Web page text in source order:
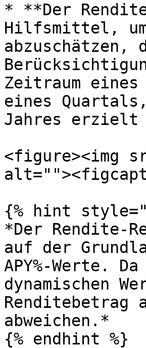
* **Der
Hilfsmittel, um
abzuschätzen,
Zeitraum eines
eines
Jahres erzielt
<figure><img
{% hint
*Der Rendite-
auf der
APY%-Werte.
dynamischen
Renditebetrag
abweichen.*